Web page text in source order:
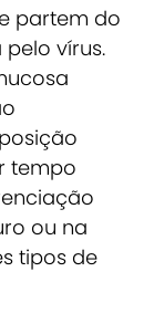
partem do
vírus.
tempo
ou na
tipos de